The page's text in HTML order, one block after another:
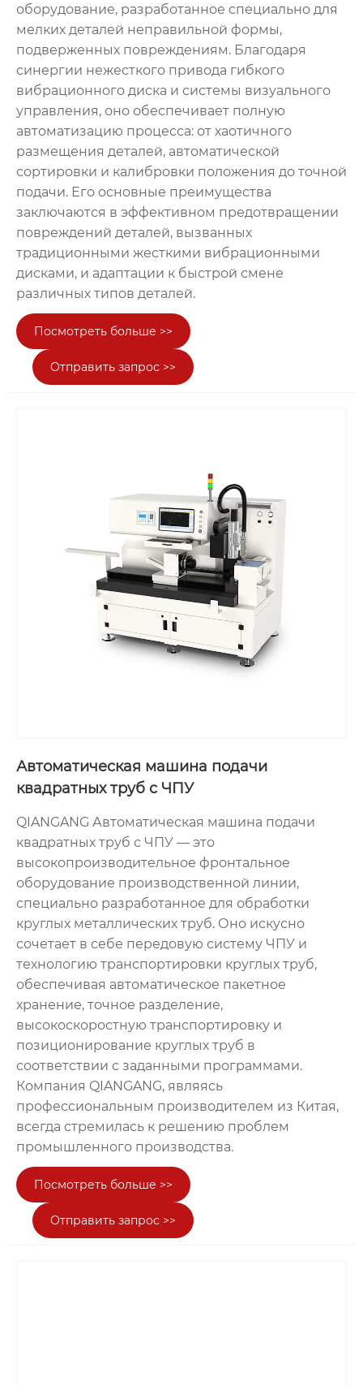
оборудование, разработанное специально для
мелких деталей неправильной формы,
подверженных повреждениям. Благодаря
синергии нежесткого привода гибкого
вибрационного диска и системы визуального
управления, оно обеспечивает полную
автоматизацию процесса: от хаотичного
размещения деталей, автоматической
сортировки и калибровки положения до точной
подачи. Его основные преимущества
заключаются в эффективном предотвращении
повреждений деталей, вызванных
традиционными жесткими вибрационными
дисками, и адаптации к быстрой смене
различных типов деталей.
Посмотреть больше >>
Отправить запрос >>
Автоматическая машина подачи
квадратных труб с ЧПУ
QIANGANG Автоматическая машина подачи
квадратных труб с ЧПУ — это
высокопроизводительное фронтальное
оборудование производственной линии,
специально разработанное для обработки
круглых металлических труб. Оно искусно
сочетает в себе передовую систему ЧПУ и
технологию транспортировки круглых труб,
обеспечивая автоматическое пакетное
хранение, точное разделение,
высокоскоростную транспортировку и
позиционирование круглых труб в
соответствии с заданными программами.
Компания QIANGANG, являясь
профессиональным производителем из Китая,
всегда стремилась к решению проблем
промышленного производства.
Посмотреть больше >>
Отправить запрос >>